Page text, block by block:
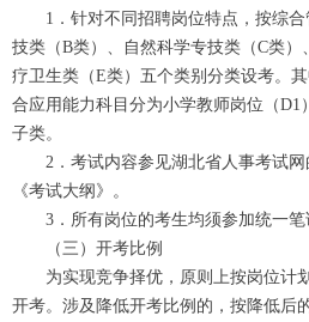
1．针对不同招聘岗位特点，按综合
技类（B类）、自然科学专技类（C类
疗卫生类（E类）五个类别分类设考。
合应用能力科目分为小学教师岗位（D1
子类。
2．考试内容参见湖北省人事考试网
《考试大纲》。
3．所有岗位的考生均须参加统一笔
（三）开考比例
为实现竞争择优，原则上按岗位计
开考。涉及降低开考比例的，按降低后